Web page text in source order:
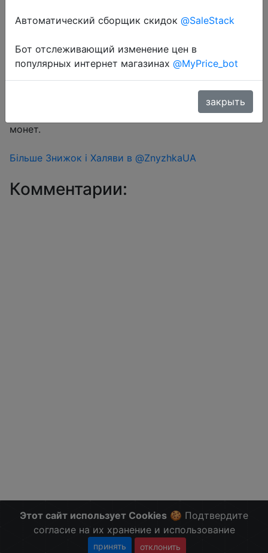
Перейти в магазин
Знижка монетками 8 Coins у додатку через розділ
монет.
Більше Знижок і Халяви в @ZnyzhkaUA
Комментарии:
Этот сайт использует Cookies 🍪 Подтвердите
согласие на их хранение и использование
принять отклонить
Автоматический сборщик скидок @SaleStack
Бот отслеживающий изменение цен в
популярных интернет магазинах @MyPrice_bot
закрыть